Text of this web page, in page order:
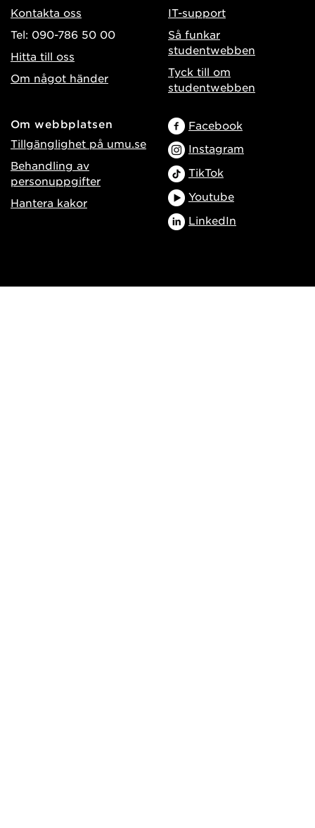
Kontakta oss
Tel: 090-786 50 00
Hitta till oss
Om något händer
IT-support
Så funkar
studentwebben
Tyck till om
studentwebben
Om webbplatsen
Tillgänglighet på umu.se
Behandling av
personuppgifter
Hantera kakor
Facebook
Instagram
TikTok
Youtube
LinkedIn